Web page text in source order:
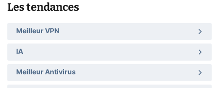
Les tendances
Meilleur VPN
IA
Meilleur Antivirus